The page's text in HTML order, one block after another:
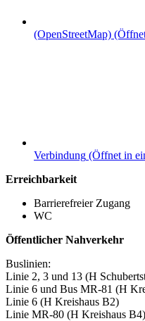
(OpenStreetMap)
Verbindung (Öffnet in
Erreichbarkeit
Barrierefreier Zugang
WC
Öffentlicher Nahverkehr
Buslinien:
Linie 2, 3 und 13 (H
Linie 6 und Bus MR-81 (H
Linie 6 (H Kreishaus B2)
Linie MR-80 (H Kreishaus B4)